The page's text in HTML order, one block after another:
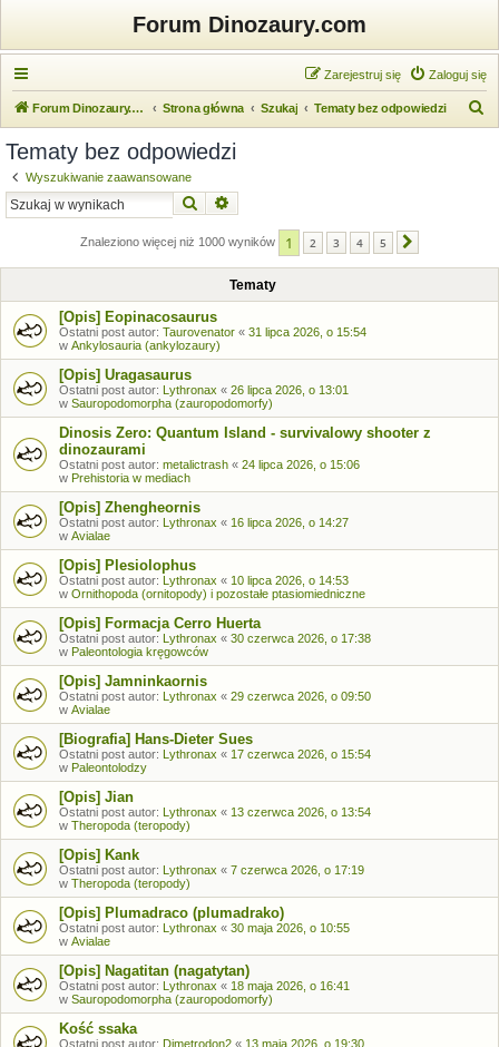
Forum Dinozaury.com
Zaloguj się
Zarejestruj się
Forum Dinozaury.com Strona główna Szukaj Tematy bez odpowiedzi
Tematy bez odpowiedzi
Wyszukiwanie zaawansowane
Szukaj
Znaleziono więcej niż 1000 wyników 1 2 3 4 5
Tematy
[Opis] Eopinacosaurus
Ostatni post autor: Taurovenator « 31 lipca 2026, o 15:54
w Ankylosauria (ankylozaury)
[Opis] Uragasaurus
Ostatni post autor: Lythronax « 26 lipca 2026, o 13:01
w Sauropodomorpha (zauropodomorfy)
Dinosis Zero: Quantum Island - survivalowy shooter z
dinozaurami
Ostatni post autor: metalictrash « 24 lipca 2026, o 15:06
w Prehistoria w mediach
[Opis] Zhengheornis
Ostatni post autor: Lythronax « 16 lipca 2026, o 14:27
w Avialae
[Opis] Plesiolophus
Ostatni post autor: Lythronax « 10 lipca 2026, o 14:53
w Ornithopoda (ornitopody) i pozostałe ptasiomiedniczne
[Opis] Formacja Cerro Huerta
Ostatni post autor: Lythronax « 30 czerwca 2026, o 17:38
w Paleontologia kręgowców
[Opis] Jamninkaornis
Ostatni post autor: Lythronax « 29 czerwca 2026, o 09:50
w Avialae
[Biografia] Hans-Dieter Sues
Ostatni post autor: Lythronax « 17 czerwca 2026, o 15:54
w Paleontolodzy
[Opis] Jian
Ostatni post autor: Lythronax « 13 czerwca 2026, o 13:54
w Theropoda (teropody)
[Opis] Kank
Ostatni post autor: Lythronax « 7 czerwca 2026, o 17:19
w Theropoda (teropody)
[Opis] Plumadraco (plumadrako)
Ostatni post autor: Lythronax « 30 maja 2026, o 10:55
w Avialae
[Opis] Nagatitan (nagatytan)
Ostatni post autor: Lythronax « 18 maja 2026, o 16:41
w Sauropodomorpha (zauropodomorfy)
Kość ssaka
Ostatni post autor: Dimetrodon2 « 13 maja 2026, o 19:30